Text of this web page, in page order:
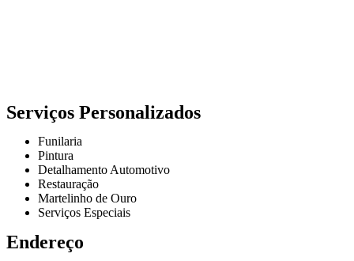
Serviços Personalizados
Funilaria
Pintura
Detalhamento Automotivo
Restauração
Martelinho de Ouro
Serviços Especiais
Endereço